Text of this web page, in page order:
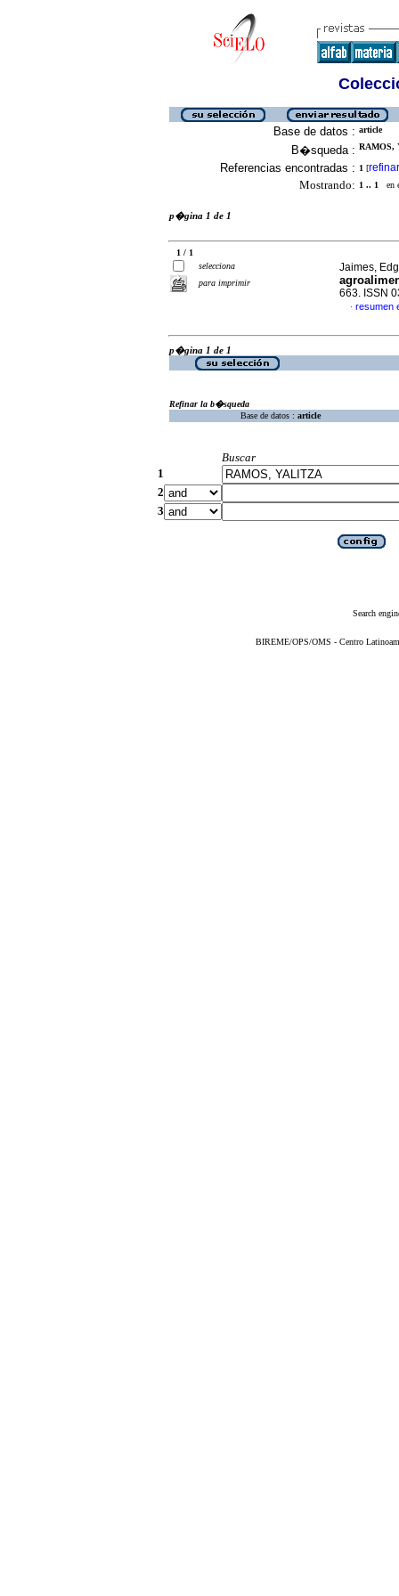
Base de datos : article
B�squeda : RAMOS,
Referencias encontradas : 1 [refinar
Mostrando: 1 .. 1 en
p�gina 1 de 1
1 / 1
selecciona
para imprimir
Jaimes,
663. ISSN
· resumen
p�gina 1 de 1
Refinar la b�squeda
Base de datos : article
Buscar
1
2
3
Search
BIREME/OPS/OMS - Centro